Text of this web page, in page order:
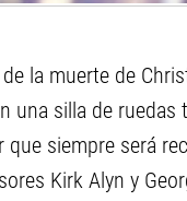
la muerte de
una silla de
que siempre será
Kirk Alyn y